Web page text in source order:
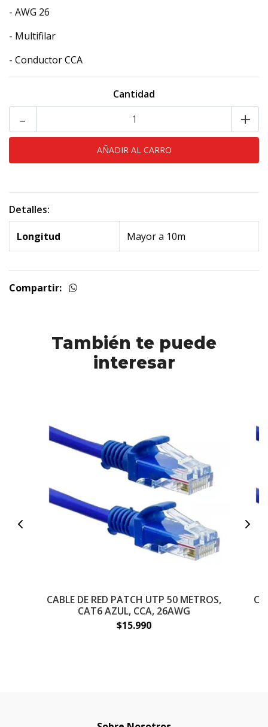
- AWG 26
- Multifilar
- Conductor CCA
Cantidad
- +
Detalles:
Longitud Mayor a 10m
Compartir:
También te puede
interesar
CABLE DE RED PATCH UTP 50 METROS,
CAT6 AZUL, CCA, 26AWG
$15.990